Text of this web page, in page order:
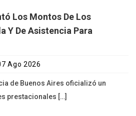
Los Montos De Los
Y De Asistencia Para
Ago 2026
de Buenos Aires oficializó un
prestacionales […]